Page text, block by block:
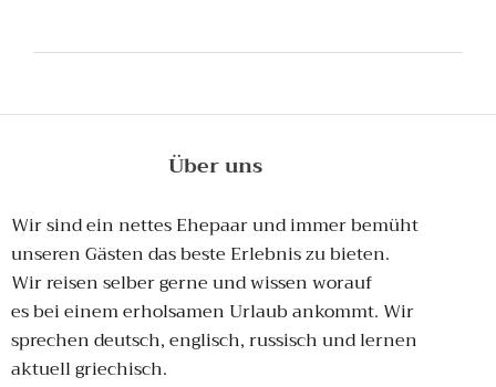
Über uns
Wir sind ein nettes Ehepaar und immer bemüht
unseren Gästen das beste Erlebnis zu bieten.
Wir reisen selber gerne und wissen worauf
esbei einem erholsamen Urlaubankommt. Wir
sprechen deutsch, englisch, russisch und lernen
aktuell griechisch.